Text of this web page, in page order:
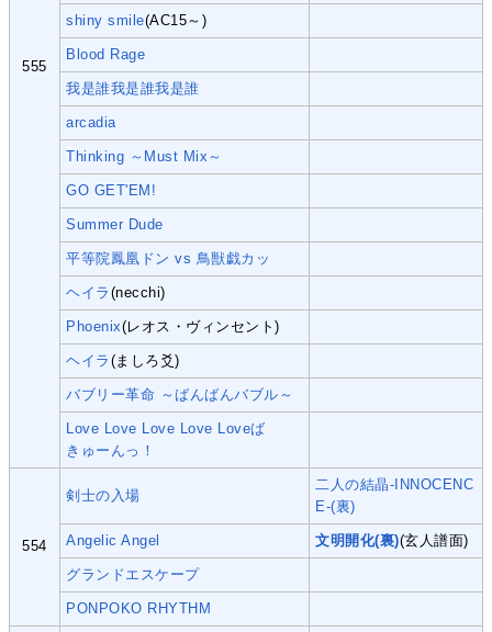
555
shiny smile(AC15～)
Blood Rage
我是誰我是誰我是誰
arcadia
Thinking ～Must Mix～
GO GET'EM!
Summer Dude
平等院鳳凰ドン vs 鳥獣戯カッ
ヘイラ (necchi)
Phoenix(レオス・ヴィンセント)
ヘイラ (ましろ爻)
バブリー革命 ～ばんばんバブル～
Love Love Love Love Loveば
きゅーんっ！
554
剣士の入場
二人の結晶-INNOCENC
E-(裏)
Angelic Angel 文明開化(裏)(玄人譜面)
グランドエスケープ
PONPOKO RHYTHM